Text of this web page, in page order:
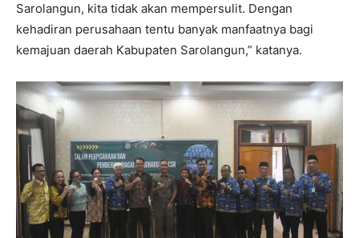
Sarolangun, kita tidak akan mempersulit. Dengan
kehadiran perusahaan tentu banyak manfaatnya bagi
kemajuan daerah Kabupaten Sarolangun,” katanya.